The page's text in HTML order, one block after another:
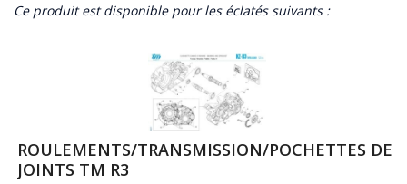
Ce produit est disponible pour les éclatés suivants :
ROULEMENTS/TRANSMISSION/POCHETTES DE
JOINTS TM R3